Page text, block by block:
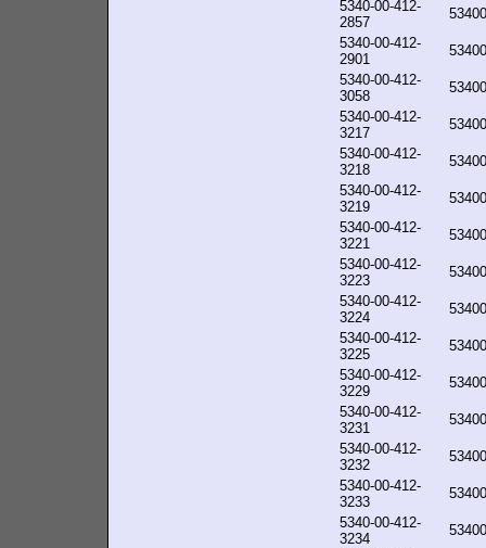
5340-00-412-
2857
5340-00-412-
2901
5340-00-412-
3058
5340-00-412-
3217
5340-00-412-
3218
5340-00-412-
3219
5340-00-412-
3221
5340-00-412-
3223
5340-00-412-
3224
5340-00-412-
3225
5340-00-412-
3229
5340-00-412-
3231
5340-00-412-
3232
5340-00-412-
3233
5340-00-412-
3234